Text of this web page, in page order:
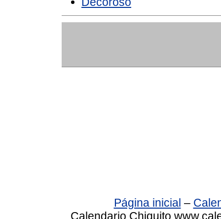
Página inicial –
Calendario Chiquito